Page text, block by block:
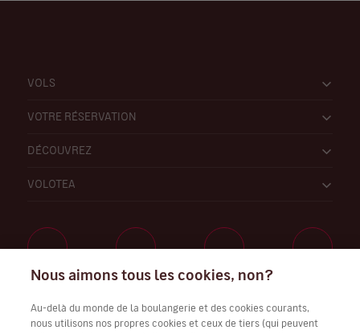
VOLS
VOTRE RÉSERVATION
DÉCOUVREZ
VOLOTEA
Nous aimons tous les cookies, non?
Au-delà du monde de la boulangerie et des cookies courants,
nous utilisons nos propres cookies et ceux de tiers (qui peuvent